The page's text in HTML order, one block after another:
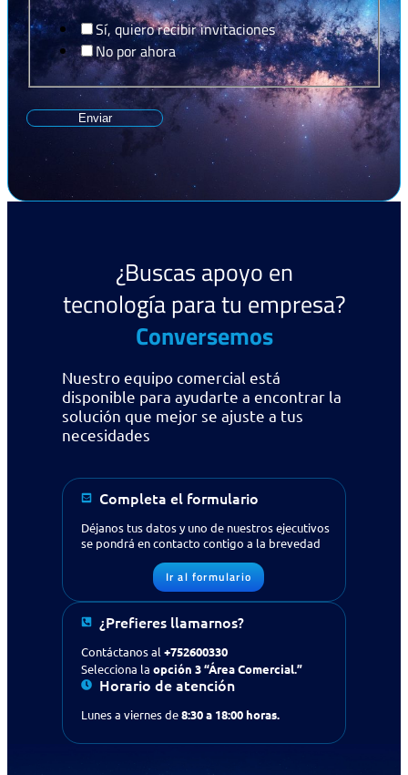
Sí, quiero recibir invitaciones
No por ahora
Enviar
¿Buscas apoyo en
tecnología para tu empresa?
Conversemos
Nuestro equipo comercial está
disponible para ayudarte a encontrar la
solución que mejor se ajuste a tus
necesidades
Completa el formulario
Déjanos tus datos y uno de nuestros ejecutivos
se pondrá en contacto contigo a la brevedad
Ir al formulario
¿Prefieres llamarnos?
Contáctanos al +752600330
Selecciona la opción 3 “Área Comercial.”
Horario de atención
Lunes a viernes de8:30 a 18:00 horas.
¿Buscas apoyo en tecnología